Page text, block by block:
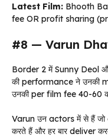
Latest Film: Bhooth
fee OR profit sharing
#8 — Varun
Border 2 में Sunny Deol
की performance ने उनकी
उनकी per film fee ₹40-60
Varun उन actors में से हैं
करते हैं और हर बार deliver